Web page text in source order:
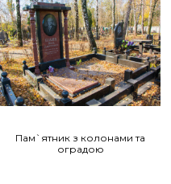
Пам`ятник з колонами та
оградою